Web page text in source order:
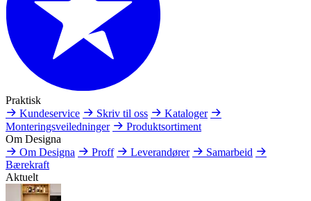
Praktisk
Kundeservice
Skriv til oss
Kataloger
Monteringsveiledninger
Produktsortiment
Om Designa
Om Designa
Proff Leverandører
Samarbeid
Bærekraft
Aktuelt